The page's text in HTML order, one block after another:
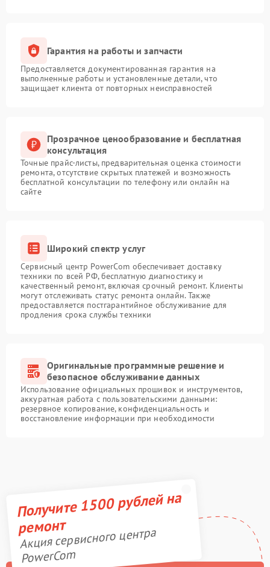
Гарантия на работы и запчасти
Предоставляется документированная гарантия на
выполненные работы и установленные детали, что
защищает клиента от повторных неисправностей
Прозрачное ценообразование и бесплатная
консультация
Точные прайс-листы, предварительная оценка стоимости
ремонта, отсутствие скрытых платежей и возможность
бесплатной консультации по телефону или онлайн на
сайте
Широкий спектр услуг
Сервисный центр PowerCom обеспечивает доставку
техники по всей РФ, бесплатную диагностику и
качественный ремонт, включая срочный ремонт. Клиенты
могут отслеживать статус ремонта онлайн. Также
предоставляется постгарантийное обслуживание для
продления срока службы техники
Оригинальные программные решение и
безопасное обслуживание данных
Использование официальных прошивок и инструментов,
аккуратная работа с пользовательскими данными:
резервное копирование, конфиденциальность и
восстановление информации при необходимости
Получите 1500 рублей на
ремонт
Акция сервисного центра
PowerCom